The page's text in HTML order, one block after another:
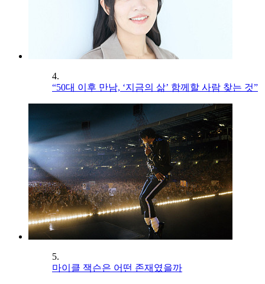
4.
“50대 이후 만남, ‘지금의 삶’ 함께할 사람 찾는 것”
5.
마이클 잭슨은 어떤 존재였을까